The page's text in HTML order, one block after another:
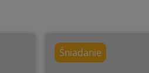
Śniadanie